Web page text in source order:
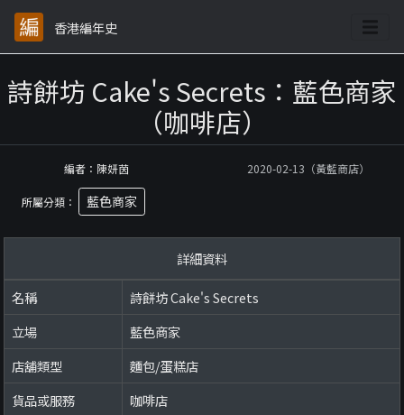
香港編年史
詩餅坊 Cake's Secrets：藍色商家
（咖啡店）
編者：陳妍茵 2020-02-13（黃藍商店）
所屬分類： 藍色商家
詳細資料
名稱
詩餅坊 Cake's Secrets
立場
藍色商家
店舖類型
麵包/蛋糕店
貨品或服務
咖啡店